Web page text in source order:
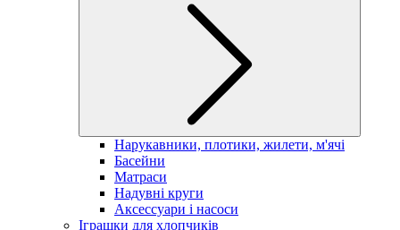
Нарукавники, плотики, жилети, м'ячі
Басейни
Матраси
Надувні круги
Аксессуари і насоси
Іграшки для хлопчиків